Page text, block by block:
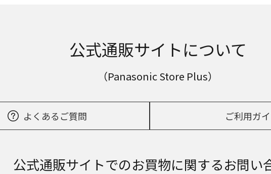
公式通販サイトについて
（Panasonic Store Plus）
よくあるご質問 ご利用ガ
公式通販サイトでのお買物に関するお問い